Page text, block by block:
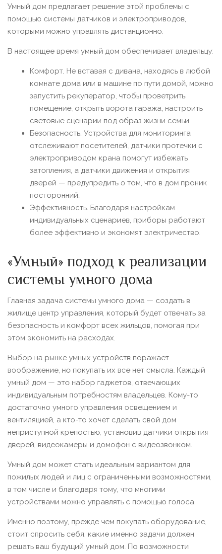
Умный дом предлагает решение этой проблемы с
помощью системы датчиков и электроприводов,
которыми можно управлять дистанционно.
В настоящее время умный дом обеспечивает владельцу:
Комфорт. Не вставая с дивана, находясь в любой
комнате дома или в машине по пути домой, можно
запустить рекуператор, чтобы проветрить
помещение, открыть ворота гаража, настроить
световые сценарии под образ жизни семьи.
Безопасность. Устройства для мониторинга
отслеживают посетителей, датчики протечки с
электроприводом крана помогут избежать
затопления, а датчики движения и открытия
дверей — предупредить о том, что в дом проник
посторонний.
Эффективность. Благодаря настройкам
индивидуальных сценариев, приборы работают
более эффективно и экономят электричество.
«Умный» подход к реализации
системы умного дома
Главная задача системы умного дома — создать в
жилище центр управления, который будет отвечать за
безопасность и комфорт всех жильцов, помогая при
этом экономить на расходах.
Выбор на рынке умных устройств поражает
воображение, но покупать их все нет смысла. Каждый
умный дом — это набор гаджетов, отвечающих
индивидуальным потребностям владельцев. Кому-то
достаточно умного управления освещением и
вентиляцией, а кто-то хочет сделать свой дом
неприступной крепостью, установив датчики открытия
дверей, видеокамеры и домофон с видеозвонком.
Умный дом может стать идеальным вариантом для
пожилых людей и лиц с ограниченными возможностями,
в том числе и благодаря тому, что многими
устройствами можно управлять с помощью голоса.
Именно поэтому, прежде чем покупать оборудование,
стоит спросить себя, какие именно задачи должен
решать ваш будущий умный дом. По возможности